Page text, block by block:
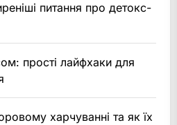
питання про детокс-
прості лайфхаки для
харчуванні та як їх